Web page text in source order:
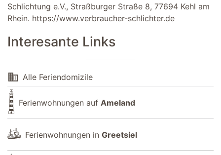
Schlichtung e.V., Straßburger Straße 8, 77694 Kehl am
Rhein. https://www.verbraucher-schlichter.de
Interesante Links
domain Alle Feriendomizile
Ferienwohnungen auf Ameland
Ferienwohnungen in Greetsiel